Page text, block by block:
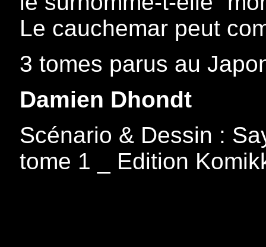
Le cauchemar peut
3 tomes parus au
Damien Dhondt
Scénario & Dessin :
tome 1 _ Edition